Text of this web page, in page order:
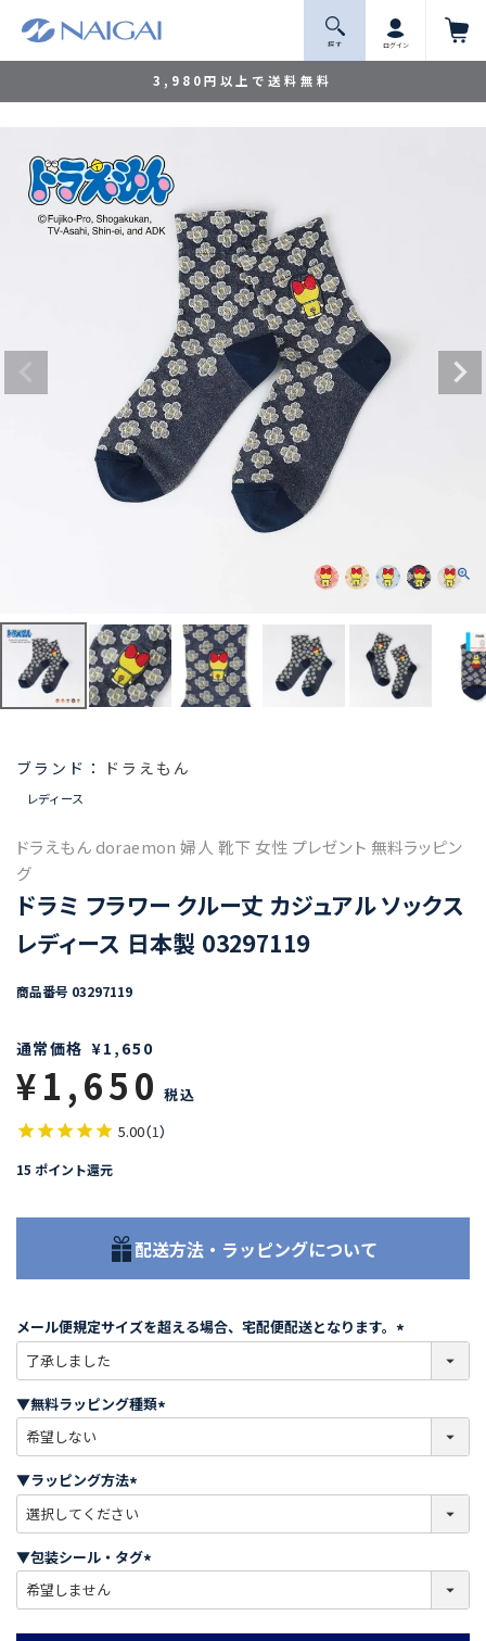
3,980円以上で送料無料
探 す ログイン
ドラえもん
レディース
ドラえもん doraemon 婦人 靴下 女性 プレゼント 無料ラッピン
グ
ドラミ フラワー クルー丈 カジュアル ソックス
レディース 日本製 03297119
商品番号 03297119
通常価格 ¥1,650
¥1,650 税込
5.00（1）
15 ポイント還元
配送方法・ラッピングについて
メール便規定サイズを超える場合、宅配便配送となります。
必
)
▼無料ラッピング種類
必
)
▼ラッピング方法
必
須
)
▼包装シール・タグ
必